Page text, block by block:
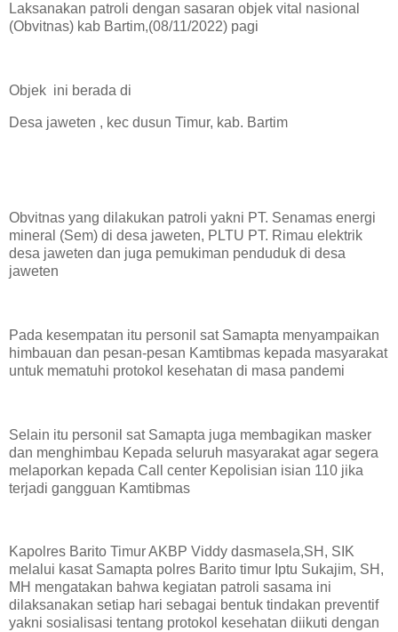
Laksanakan patroli dengan sasaran objek vital nasional
(Obvitnas) kab Bartim,(08/11/2022) pagi
Objek ini berada di
Desa jaweten , kec dusun Timur, kab. Bartim
Obvitnas yang dilakukan patroli yakni PT. Senamas energi
mineral (Sem) di desa jaweten, PLTU PT. Rimau elektrik
desa jaweten dan juga pemukiman penduduk di desa
jaweten
Pada kesempatan itu personil sat Samapta menyampaikan
himbauan dan pesan-pesan Kamtibmas kepada masyarakat
untuk mematuhi protokol kesehatan di masa pandemi
Selain itu personil sat Samapta juga membagikan masker
dan menghimbau Kepada seluruh masyarakat agar segera
melaporkan kepada Call center Kepolisian isian 110 jika
terjadi gangguan Kamtibmas
Kapolres Barito Timur AKBP Viddy dasmasela,SH, SIK
melalui kasat Samapta polres Barito timur Iptu Sukajim, SH,
MH mengatakan bahwa kegiatan patroli sasama ini
dilaksanakan setiap hari sebagai bentuk tindakan preventif
yakni sosialisasi tentang protokol kesehatan diikuti dengan